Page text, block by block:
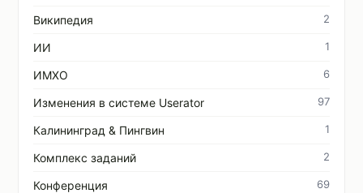
Википедия 2
ИИ 1
ИМХО 6
Изменения в системе Userator 97
Калининград & Пингвин 1
Комплекс заданий 2
Конференция 69